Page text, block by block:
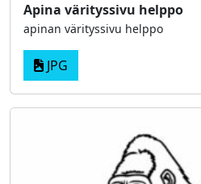
Apina värityssivu helppo
apinan värityssivu helppo
JPG